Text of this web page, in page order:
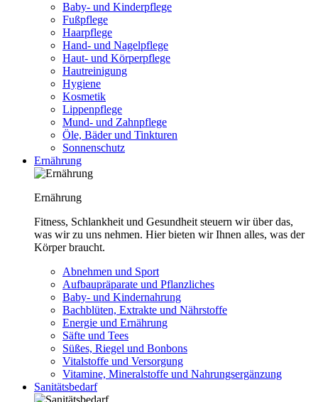
Baby- und Kinderpflege
Fußpflege
Haarpflege
Hand- und Nagelpflege
Haut- und Körperpflege
Hautreinigung
Hygiene
Kosmetik
Lippenpflege
Mund- und Zahnpflege
Öle, Bäder und Tinkturen
Sonnenschutz
Ernährung
Ernährung
Fitness, Schlankheit und Gesundheit steuern wir über das,
was wir zu uns nehmen. Hier bieten wir Ihnen alles, was der
Körper braucht.
Abnehmen und Sport
Aufbaupräparate und Pflanzliches
Baby- und Kindernahrung
Bachblüten, Extrakte und Nährstoffe
Energie und Ernährung
Säfte und Tees
Süßes, Riegel und Bonbons
Vitalstoffe und Versorgung
Vitamine, Mineralstoffe und Nahrungsergänzung
Sanitätsbedarf